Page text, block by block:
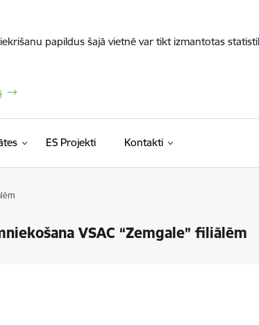
papildus šajā vietnē var tikt izmantotas
ES Projekti Kontakti
VSAC “Zemgale” filiālēm